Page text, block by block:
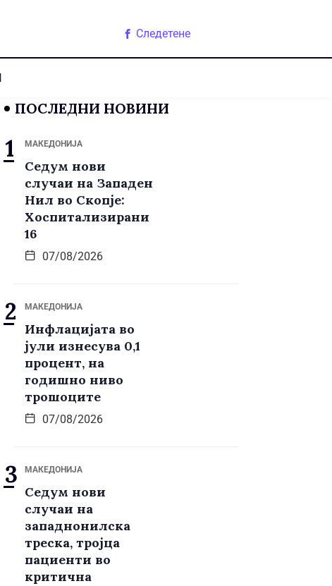
Следетене
ПОСЛЕДНИ НОВИНИ
МАКЕДОНИЈА
Седум нови
случаи на Западен
Нил во Скопје:
Хоспитализирани
16
07/08/2026
МАКЕДОНИЈА
Инфлацијата во
јули изнесува 0,1
процент, на
годишно ниво
трошоците
07/08/2026
МАКЕДОНИЈА
Седум нови
случаи на
западнонилска
треска, тројца
пациенти во
критична